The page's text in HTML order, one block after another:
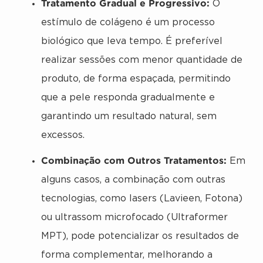
Tratamento Gradual e Progressivo: O
estímulo de colágeno é um processo
biológico que leva tempo. É preferível
realizar sessões com menor quantidade de
produto, de forma espaçada, permitindo
que a pele responda gradualmente e
garantindo um resultado natural, sem
excessos.
Combinação com Outros Tratamentos: Em
alguns casos, a combinação com outras
tecnologias, como lasers (Lavieen, Fotona)
ou ultrassom microfocado (Ultraformer
MPT), pode potencializar os resultados de
forma complementar, melhorando a